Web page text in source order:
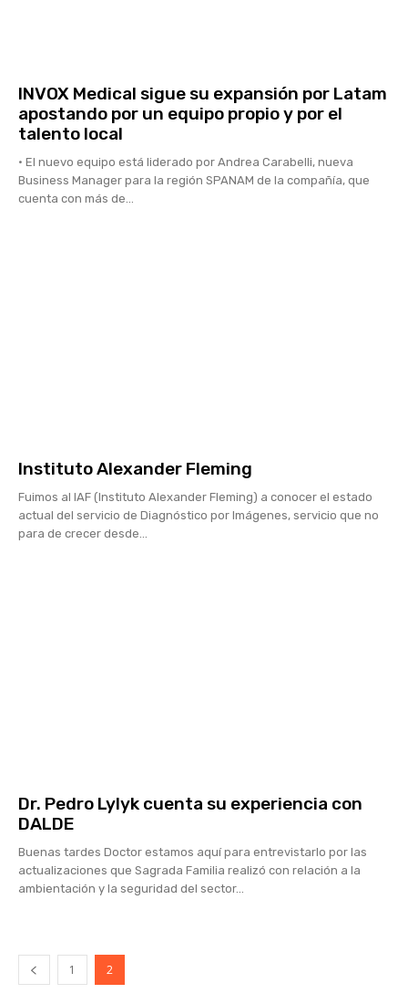
INVOX Medical sigue su expansión por Latam
apostando por un equipo propio y por el
talento local
• El nuevo equipo está liderado por Andrea Carabelli, nueva
Business Manager para la región SPANAM de la compañía, que
cuenta con más de...
Instituto Alexander Fleming
Fuimos al IAF (Instituto Alexander Fleming) a conocer el estado
actual del servicio de Diagnóstico por Imágenes, servicio que no
para de crecer desde...
Dr. Pedro Lylyk cuenta su experiencia con
DALDE
Buenas tardes Doctor estamos aquí para entrevistarlo por las
actualizaciones que Sagrada Familia realizó con relación a la
ambientación y la seguridad del sector...
1 2